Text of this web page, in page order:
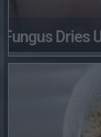
Fungus Dries